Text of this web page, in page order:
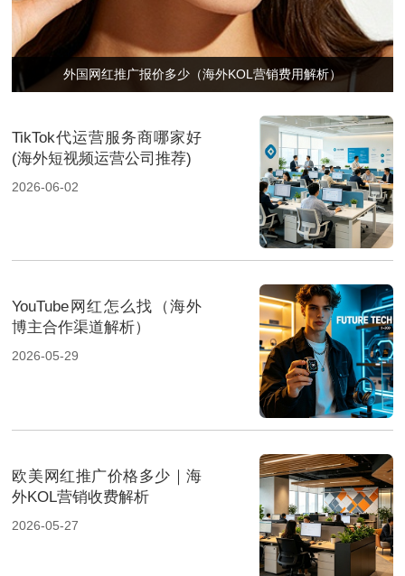
外国网红推广报价多少（海外KOL营销费用解析）
TikTok代运营服务商哪家好
(海外短视频运营公司推荐)
2026-06-02
YouTube网红怎么找（海外
博主合作渠道解析）
2026-05-29
欧美网红推广价格多少｜海
外KOL营销收费解析
2026-05-27